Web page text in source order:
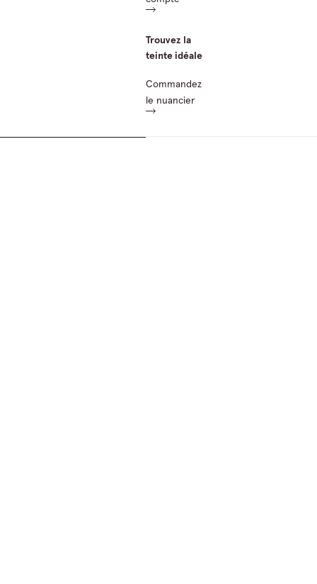
Trouvez la
teinte idéale
Commandez
le nuancier
Passer aux informations sur le produit